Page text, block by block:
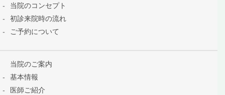
当院のコンセプト
初診来院時の流れ
ご予約について
当院のご案内
基本情報
医師ご紹介